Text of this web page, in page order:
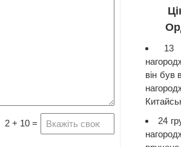
13
він був
24
2 + 10 =